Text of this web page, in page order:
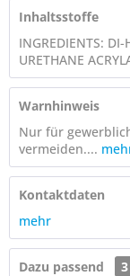
Inhaltsstoffe
INGREDIENTS: DI-
URETHANE
Warnhinweis
Nur für
vermeiden....
Kontaktdaten
mehr
Dazu passend 3